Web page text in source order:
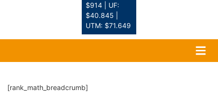
$914 | UF:
$40.845 |
UTM: $71.649
[rank_math_breadcrumb]